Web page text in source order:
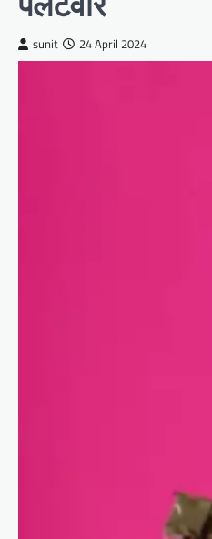
sunit 24 April 2024